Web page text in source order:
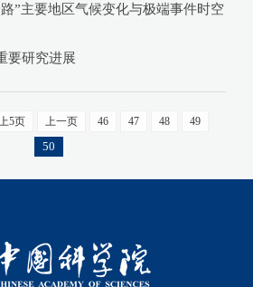
”主要地区气候变化与极端事件时空
要研究进展
5页 上一页 46 47 48 49
50